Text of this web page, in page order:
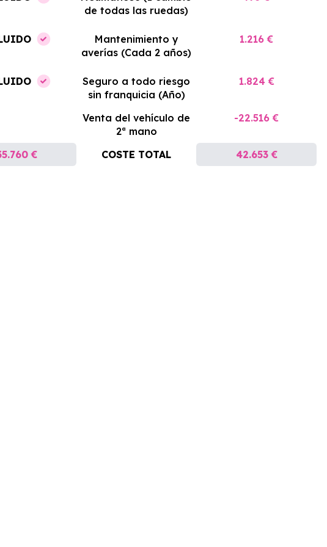
de todas las ruedas)
Mantenimiento y
averías (Cada 2 años)
1.216 €
Seguro a todo riesgo
sin franquicia (Año)
1.824 €
Venta del vehículo de
2ª mano
-22.516 €
€ COSTE TOTAL 42.653 €